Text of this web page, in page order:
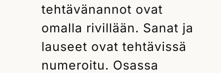
tehtävänannot ovat
omalla rivillään. Sanat ja
lauseet ovat tehtävissä
numeroitu. Osassa